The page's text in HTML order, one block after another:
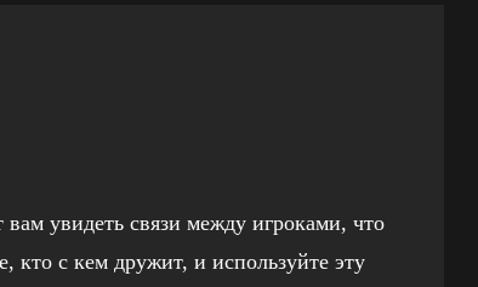
увидеть связи между игроками, что
кто с кем дружит, и используйте эту